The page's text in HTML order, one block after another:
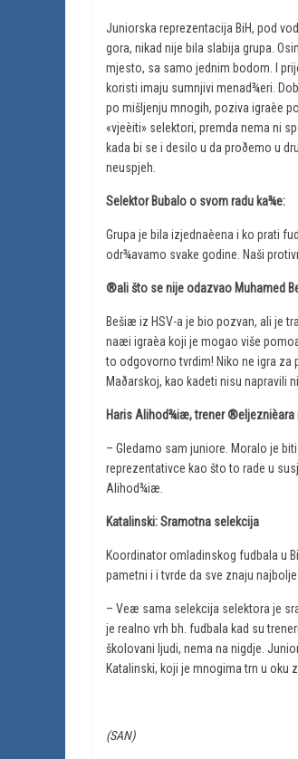
Juniorska reprezentacija BiH, pod
gora, nikad nije bila slabija grupa.
mjesto, sa samo jednim bodom. I
koristi imaju sumnjivi menad¾eri.
po mišljenju mnogih, poziva igraèe
«vjeèiti» selektori, premda nema ni
kada bi se i desilo u da proðemo u
neuspjeh.
Selektor Bubalo o svom radu ka¾e:
Grupa je bila izjednaèena i ko prati
odr¾avamo svake godine. Naši
®ali što se nije odazvao Muhamed
Bešiæ iz HSV-a je bio pozvan, ali je
naæi igraèa koji je mogao više
to odgovorno tvrdim! Niko ne igra za
Maðarskoj, kao kadeti nisu napravili
Haris Alihod¾iæ, trener ®eljeznièara
– Gledamo sam juniore. Moralo je
reprezentativce kao što to rade u
Alihod¾iæ.
Katalinski: Sramotna selekcija
Koordinator omladinskog fudbala u
pametni i i tvrde da sve znaju najbolje.
– Veæ sama selekcija selektora je
je realno vrh bh. fudbala kad su
školovani ljudi, nema na nigdje.
Katalinski, koji je mnogima trn u oku
(SAN)